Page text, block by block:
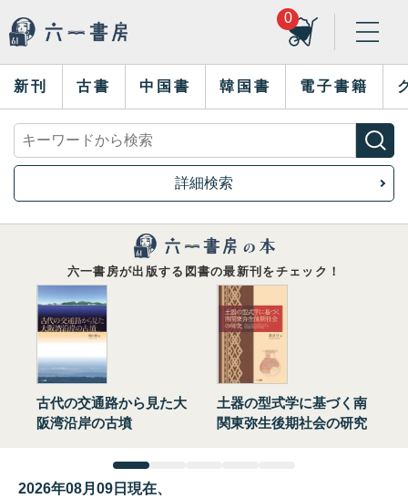
0
新刊 古書 中国書 韓国書 電子書籍
詳細検索
六一書房が出版する図書の最新刊をチェック！
古代の交通路から見た大
阪湾沿岸の古墳
土器の型式学に基づく南
関東弥生後期社会の研究
2026年08月09日現在、